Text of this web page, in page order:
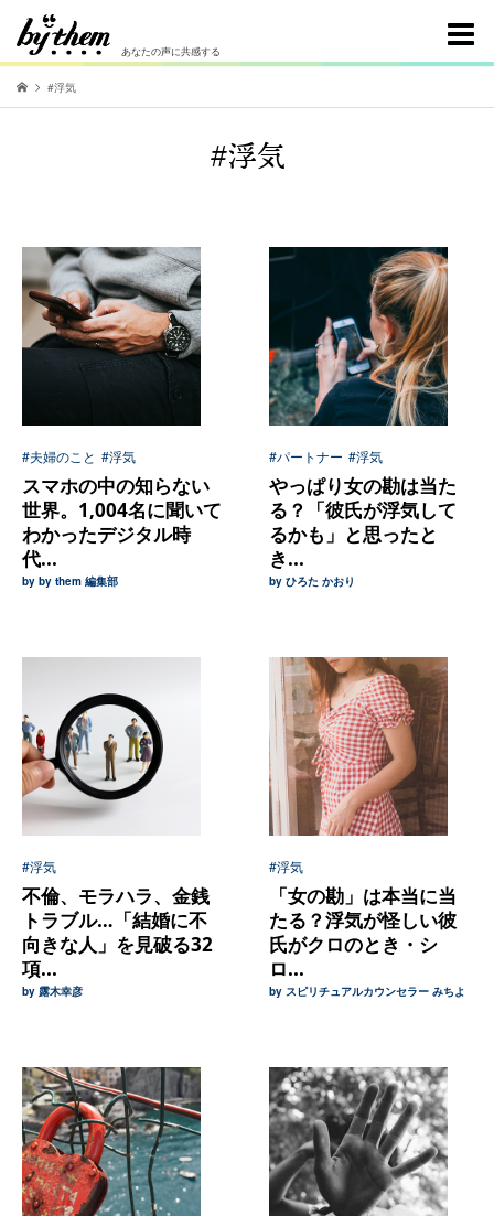
あなたの声に共感する
#浮気
#浮気
#夫婦のこと #浮気
スマホの中の知らない
世界。1,004名に聞いて
わかったデジタル時
代...
by by them 編集部
#パートナー #浮気
やっぱり女の勘は当た
る？「彼氏が浮気して
るかも」と思ったと
き...
by ひろた かおり
#浮気
不倫、モラハラ、金銭
トラブル…「結婚に不
向きな人」を見破る32
項...
by 露木幸彦
#浮気
「女の勘」は本当に当
たる？浮気が怪しい彼
氏がクロのとき・シ
ロ...
by スピリチュアルカウンセラー みちよ